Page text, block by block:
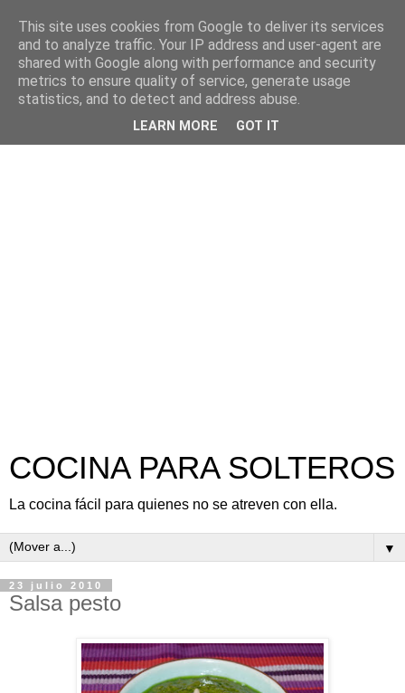
COCINA PARA SOLTEROS
La cocina fácil para quienes no se atreven con ella.
▼
23 julio 2010
Salsa pesto
This site uses cookies from Google to deliver its services
and to analyze traffic. Your IP address and user-agent are
shared with Google along with performance and security
metrics to ensure quality of service, generate usage
statistics, and to detect and address abuse.
LEARN MORE GOT IT